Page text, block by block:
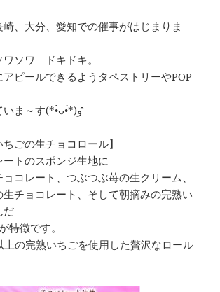
、大分、愛知での催事がはじまりま
ソワ ドキドキ。
ピールできるようタペストリーやPOP
準備をすすめていま～す(*•̀ᴗ•́*)و ̑̑
ちごの生チョコロール】
トのスポンジ生地に
コレート、つぶつぶ苺の生クリーム、
チョコレート、そして朝摘みの完熟い
だ
特徴です。
上の完熟いちごを使用した贅沢なロール